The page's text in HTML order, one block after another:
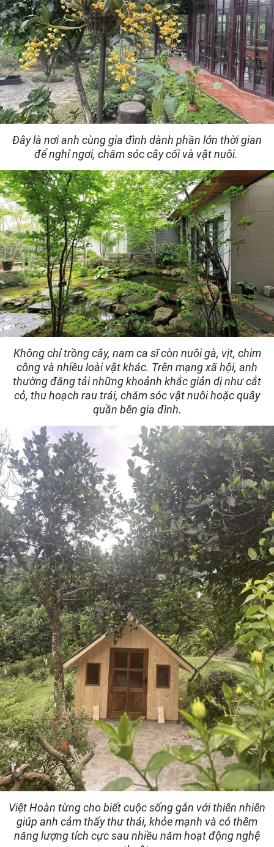
Đây là nơi anh cùng gia đình dành phần lớn thời gian
để nghỉ ngơi, chăm sóc cây cối và vật nuôi.
Không chỉ trồng cây, nam ca sĩ còn nuôi gà, vịt, chim
công và nhiều loài vật khác. Trên mạng xã hội, anh
thường đăng tải những khoảnh khắc giản dị như cắt
cỏ, thu hoạch rau trái, chăm sóc vật nuôi hoặc quây
quần bên gia đình.
Việt Hoàn từng cho biết cuộc sống gắn với thiên nhiên
giúp anh cảm thấy thư thái, khỏe mạnh và có thêm
năng lượng tích cực sau nhiều năm hoạt động nghệ